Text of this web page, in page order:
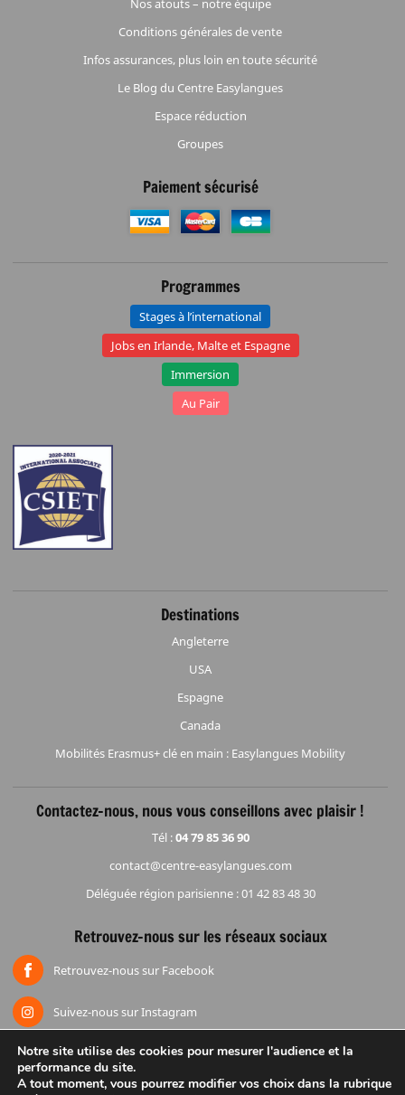
Nos atouts – notre équipe
Conditions générales de vente
Infos assurances, plus loin en toute sécurité
Le Blog du Centre Easylangues
Espace réduction
Groupes
Paiement sécurisé
Programmes
Stages à l’international
Jobs en Irlande, Malte et Espagne
Immersion
Au Pair
Destinations
Angleterre
USA
Espagne
Canada
Mobilités Erasmus+ clé en main : Easylangues Mobility
Contactez-nous, nous vous conseillons avec plaisir !
Tél :04 79 85 36 90
contact@centre-easylangues.com
Déléguée région parisienne : 01 42 83 48 30
Retrouvez-nous sur les réseaux sociaux
Retrouvez-nous sur Facebook
Suivez-nous sur Instagram
Accueil Mentions légales Espace réduction
Groupes
Notre site utilise des cookies pour mesurer l'audience et la
performance du site.
A tout moment, vous pourrez modifier vos choix dans la rubrique